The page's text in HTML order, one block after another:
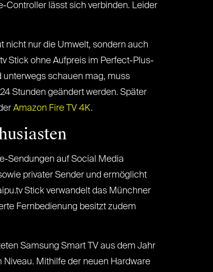
Controller lässt sich verbinden. Leider
nicht nur die Umwelt, sondern auch
Stick ohne Aufpreis im Perfect-Plus-
unterwegs schauen mag, muss
Stunden geändert werden. Später
Amazon Fire TV 4K.
Sendungen auf Social Media
privater Sender und ermöglicht
Stick verwandelt das Münchner
Fernbedienung besitzt zudem
Samsung Smart TV aus dem Jahr
Mithilfe der neuen Hardware